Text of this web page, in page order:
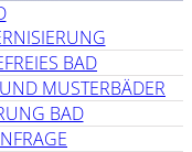
BAD
MUSTERBÄDER
BAD